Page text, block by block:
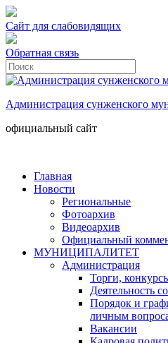
Сайт для слабовидящих
Обратная связь
Администрация сунженского
официальный сайт
Главная
Новости
Региональные
Фотоархив
Видеоархив
Официальный
МУНИЦИПАЛИТЕТ
Администрация
Торги,
Деятельность
Порядок и
личным
Вакансии